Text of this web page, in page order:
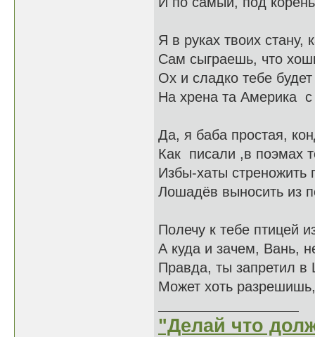
Я в руках твоих стану,
Сам сыграешь, что
Ох и сладко тебе
На хрена та Америка
Да, я баба простая,
Как писали ,в поэмах
Избы-хаты стреножить
Лошадёв выносить из
Полечу к тебе птицей
А куда и зачем, Вань,
Правда, ты запретил в
Может хоть
"Делай что